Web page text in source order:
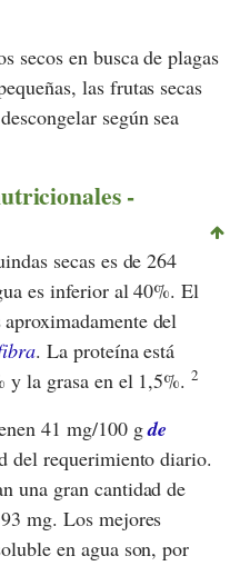
secos en busca de plagas
las frutas secas
según sea
-
secas es de 264
es inferior al 40%. El
del
. La proteína está
y la grasa en el 1,5%.2
41 mg/100 gde
del requerimiento diario.
una gran cantidad de
mg. Los mejores
en agua son, por